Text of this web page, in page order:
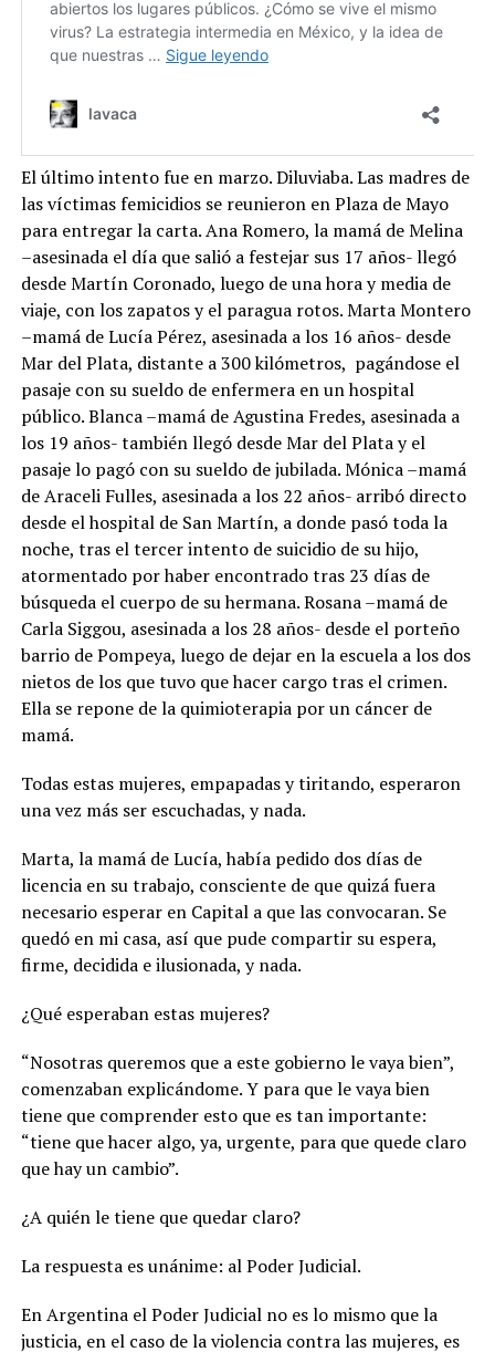
El último intento fue en marzo. Diluviaba. Las madres de
las víctimas femicidios se reunieron en Plaza de Mayo
para entregar la carta. Ana Romero, la mamá de Melina
–asesinada el día que salió a festejar sus 17 años- llegó
desde Martín Coronado, luego de una hora y media de
viaje, con los zapatos y el paragua rotos. Marta Montero
–mamá de Lucía Pérez, asesinada a los 16 años- desde
Mar del Plata, distante a 300 kilómetros, pagándose el
pasaje con su sueldo de enfermera en un hospital
público. Blanca –mamá de Agustina Fredes, asesinada a
los 19 años- también llegó desde Mar del Plata y el
pasaje lo pagó con su sueldo de jubilada. Mónica –mamá
de Araceli Fulles, asesinada a los 22 años- arribó directo
desde el hospital de San Martín, a donde pasó toda la
noche, tras el tercer intento de suicidio de su hijo,
atormentado por haber encontrado tras 23 días de
búsqueda el cuerpo de su hermana. Rosana –mamá de
Carla Siggou, asesinada a los 28 años- desde el porteño
barrio de Pompeya, luego de dejar en la escuela a los dos
nietos de los que tuvo que hacer cargo tras el crimen.
Ella se repone de la quimioterapia por un cáncer de
mamá.
Todas estas mujeres, empapadas y tiritando, esperaron
una vez más ser escuchadas, y nada.
Marta, la mamá de Lucía, había pedido dos días de
licencia en su trabajo, consciente de que quizá fuera
necesario esperar en Capital a que las convocaran. Se
quedó en mi casa, así que pude compartir su espera,
firme, decidida e ilusionada, y nada.
¿Qué esperaban estas mujeres?
“Nosotras queremos que a este gobierno le vaya bien”,
comenzaban explicándome. Y para que le vaya bien
tiene que comprender esto que es tan importante:
“tiene que hacer algo, ya, urgente, para que quede claro
que hay un cambio”.
¿A quién le tiene que quedar claro?
La respuesta es unánime: al Poder Judicial.
En Argentina el Poder Judicial no es lo mismo que la
justicia, en el caso de la violencia contra las mujeres, es